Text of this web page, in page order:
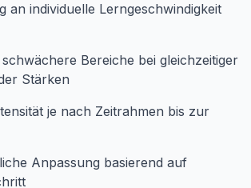
an individuelle Lerngeschwindigkeit
Bereiche bei gleichzeitiger
Stärken
je nach Zeitrahmen bis zur
Anpassung basierend auf